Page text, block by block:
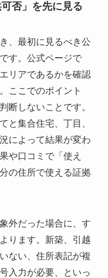
否」を先に見る
、最初に見るべき公
す。公式ページで
リアであるかを確認
ここでのポイント
断しないことです。
と集合住宅、丁目、
によって結果が変わ
や口コミで「使え
の住所で使える証拠
外だった場合に、す
ります。新築、引越
ない、住所表記が複
入力が必要、といっ